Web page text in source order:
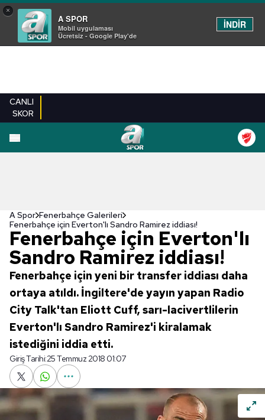
×
A SPOR
Mobil uygulaması
Ücretsiz - Google Play'de
İNDİR
CANLI
SKOR
EN YENILER
A Spor Fenerbahçe Galerileri
Fenerbahçe için Everton'lı Sandro Ramirez iddiası!
Fenerbahçe için Everton'lı
Sandro Ramirez iddiası!
Fenerbahçe için yeni bir transfer iddiası daha
ortaya atıldı. İngiltere'de yayın yapan Radio
City Talk'tan Eliott Cuff, sarı-lacivertlilerin
Everton'lı Sandro Ramirez'i kiralamak
istediğini iddia etti.
Giriş Tarihi:25 Temmuz 2018 01:07